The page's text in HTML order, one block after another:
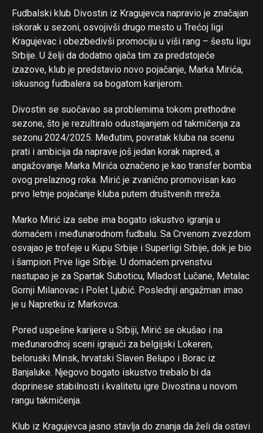
Fudbalski klub Divostin iz Kragujevca napravio je značajan
iskorak u sezoni, osvojivši drugo mesto u Trećoj ligi
Kragujevac i obezbedivši promociju u viši rang – šestu ligu
Srbije. U želji da dodatno ojača tim za predstojeće
izazove, klub je predstavio novo pojačanje, Marka Mirića,
iskusnog fudbalera sa bogatom karijerom.
Divostin se suočavao sa problemima tokom prethodne
sezone, što je rezultiralo odustajanjem od takmičenja za
sezonu 2024/2025. Međutim, povratak kluba na scenu
prati i ambicija da naprave još jedan korak napred, a
angažovanje Marka Mirića označeno je kao transfer bomba
ovog prelaznog roka. Mirić je zvanično promovisan kao
prvo letnje pojačanje kluba putem društvenih mreža.
Marko Mirić iza sebe ima bogato iskustvo igranja u
domaćem i međunarodnom fudbalu. Sa Crvenom zvezdom
osvajao je trofeje u Kupu Srbije i Superligi Srbije, dok je bio
i šampion Prve lige Srbije. U domaćem prvenstvu
nastupao je za Spartak Suboticu, Mladost Lučane, Metalac
Gornji Milanovac i Polet Ljubić. Poslednji angažman imao
je u Napretku iz Markovca.
Pored uspešne karijere u Srbiji, Mirić se okušao i na
međunarodnoj sceni igrajući za belgijski Lokeren,
beloruski Minsk, hrvatski Slaven Belupo i Borac iz
Banjaluke. Njegovo bogato iskustvo trebalo bi da
doprinese stabilnosti i kvalitetu igre Divostina u novom
rangu takmičenja.
Klub iz Kragujevca jasno stavlja do znanja da želi da ostavi